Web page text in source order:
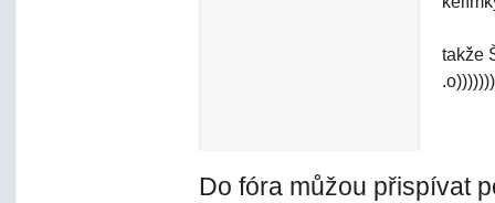
takže
.o)))))))
Do fóra můžou přispívat